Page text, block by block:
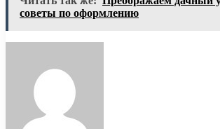
советы по оформлению